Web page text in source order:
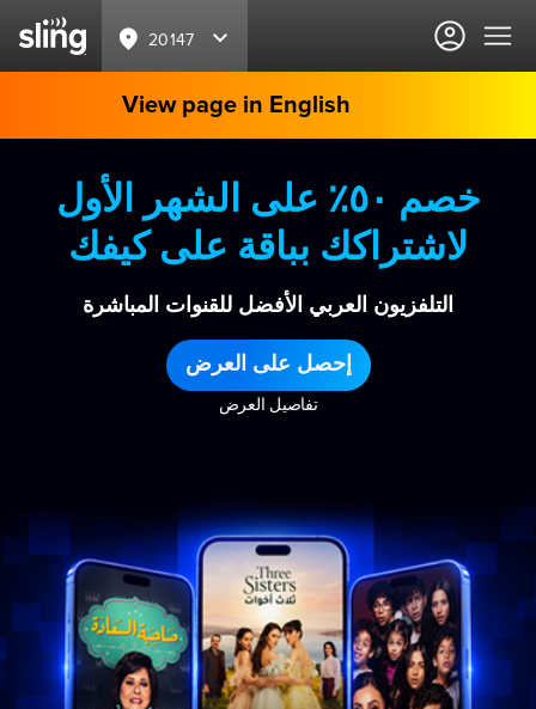
20147
View page in English
خصم ٥٠٪ على الشهر الأول
لاشتراكك بباقة على كيفك
التلفزيون العربي الأفضل للقنوات المباشرة
إحصل على العرض
تفاصيل العرض